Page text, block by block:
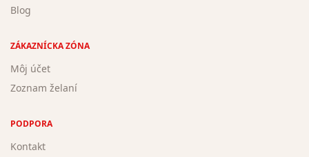
Blog
ZÁKAZNÍCKA ZÓNA
Môj účet
Zoznam želaní
PODPORA
Kontakt